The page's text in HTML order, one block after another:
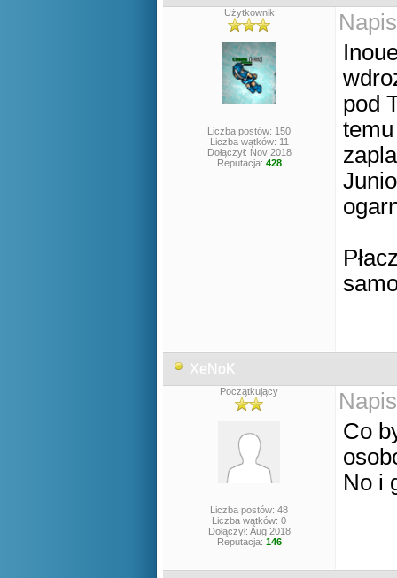
Użytkownik
Liczba postów: 150
Liczba wątków: 11
Dołączył: Nov 2018
Reputacja: 428
pod
XeNoK
Początkujący
Liczba postów: 48
Liczba wątków: 0
Dołączył: Aug 2018
Reputacja: 146
Co
No i